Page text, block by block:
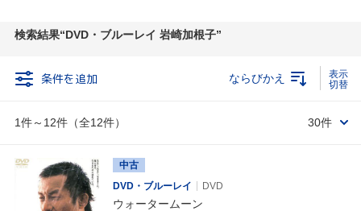
検索結果 DVD・ブルーレイ 岩崎加根子
条件を追加
1件～12件（全12件）
ならびかえ
30件
中古
DVD・ブルーレイ
DVD
ウォータームーン